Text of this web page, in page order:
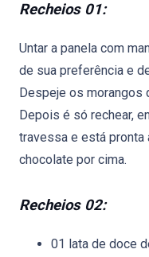
Recheios 01:
Untar a panela com
de sua preferência e
Despeje os morangos
Depois é só rechear,
travessa e está pronta
chocolate por cima.
Recheios 02:
01 lata de doce